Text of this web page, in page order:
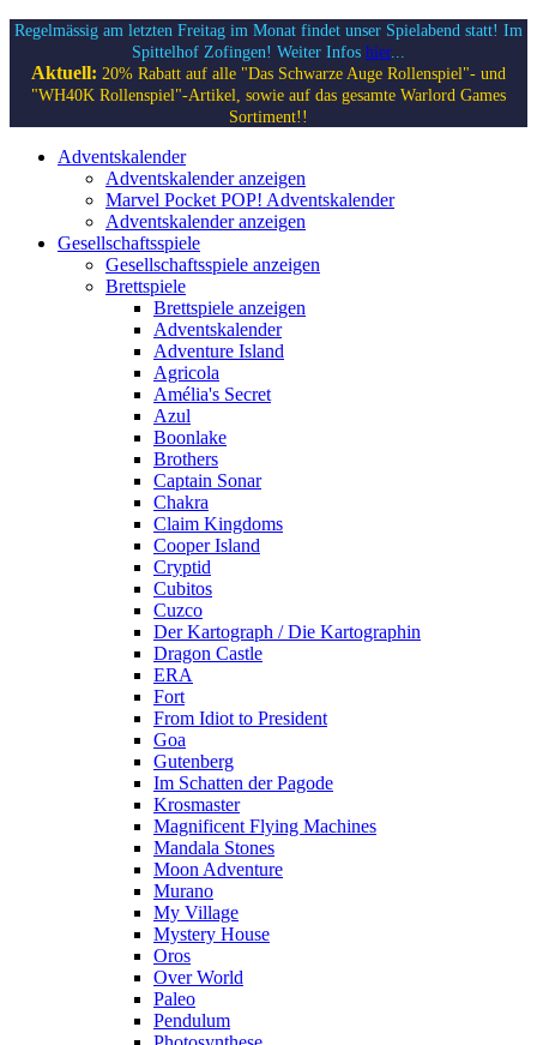
Regelmässig am letzten Freitag im Monat findet unser Spielabend statt! Im
Spittelhof Zofingen! Weiter Infos hier...
Aktuell: 20% Rabatt auf alle "Das Schwarze Auge Rollenspiel"- und
"WH40K Rollenspiel"-Artikel, sowie auf das gesamte Warlord Games
Sortiment!!
Adventskalender
Adventskalender anzeigen
Marvel Pocket POP! Adventskalender
Adventskalender anzeigen
Gesellschaftsspiele
Gesellschaftsspiele anzeigen
Brettspiele
Brettspiele anzeigen
Adventskalender
Adventure Island
Agricola
Amélia's Secret
Azul
Boonlake
Brothers
Captain Sonar
Chakra
Claim Kingdoms
Cooper Island
Cryptid
Cubitos
Cuzco
Der Kartograph / Die Kartographin
Dragon Castle
ERA
Fort
From Idiot to President
Goa
Gutenberg
Im Schatten der Pagode
Krosmaster
Magnificent Flying Machines
Mandala Stones
Moon Adventure
Murano
My Village
Mystery House
Oros
Over World
Paleo
Pendulum